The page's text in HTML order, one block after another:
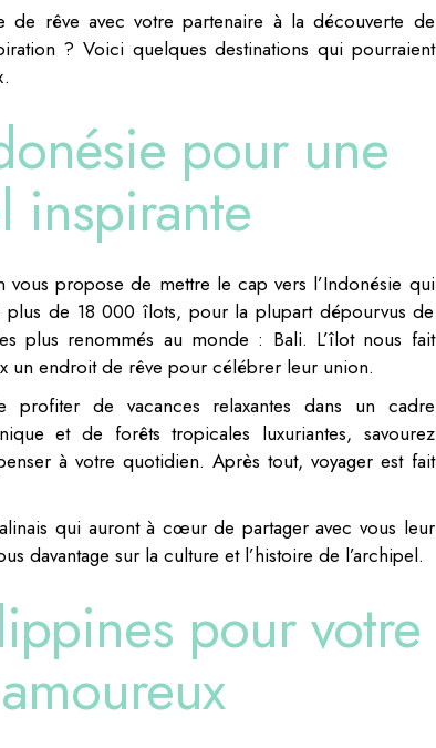
de rêve avec votre partenaire à la découverte de
? Voici quelques destinations qui pourraient
pour une
inspirante
propose de mettre le cap vers l’Indonésie qui
de 18 000 îlots, pour la plupart dépourvus de
plus renommés au monde : Bali. L’îlot nous fait
un endroit de rêve pour célébrer leur union.
profiter de vacances relaxantes dans un cadre
et de forêts tropicales luxuriantes, savourez
à votre quotidien. Après tout, voyager est fait
qui auront à cœur de partager avec vous leur
davantage sur la culture et l’histoire de l’archipel.
pour votre